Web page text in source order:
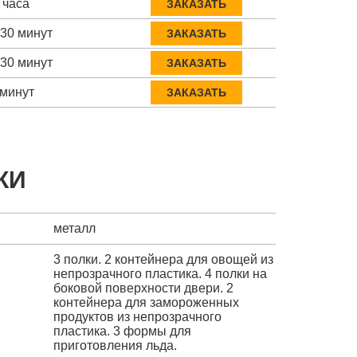
ЗАКАЗАТЬ
минут ЗАКАЗАТЬ
минут ЗАКАЗАТЬ
ЗАКАЗАТЬ
металл
3 полки. 2 контейнера для овощей из
непрозрачного пластика. 4 полки на
боковой поверхности двери. 2
контейнера для замороженных
продуктов из непрозрачного
пластика. 3 формы для
приготовления льда.